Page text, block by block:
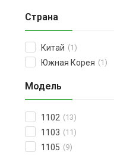
Страна
Китай (1)
Южная Корея (1)
Модель
1102 (13)
1103 (11)
1105 (9)